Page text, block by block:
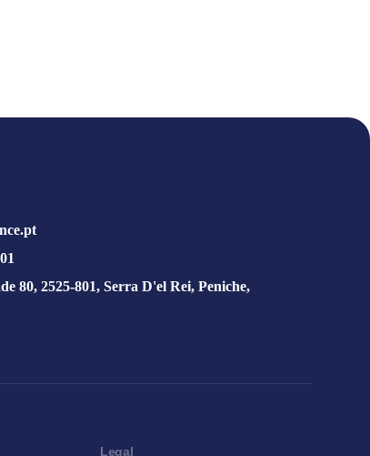
80, 2525-801, Serra D'el Rei, Peniche,
Legal